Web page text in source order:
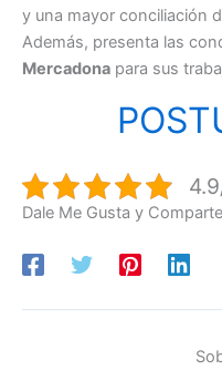
y una mayor conciliación
Además, presenta las
Mercadona para sus
Dale Me Gusta y